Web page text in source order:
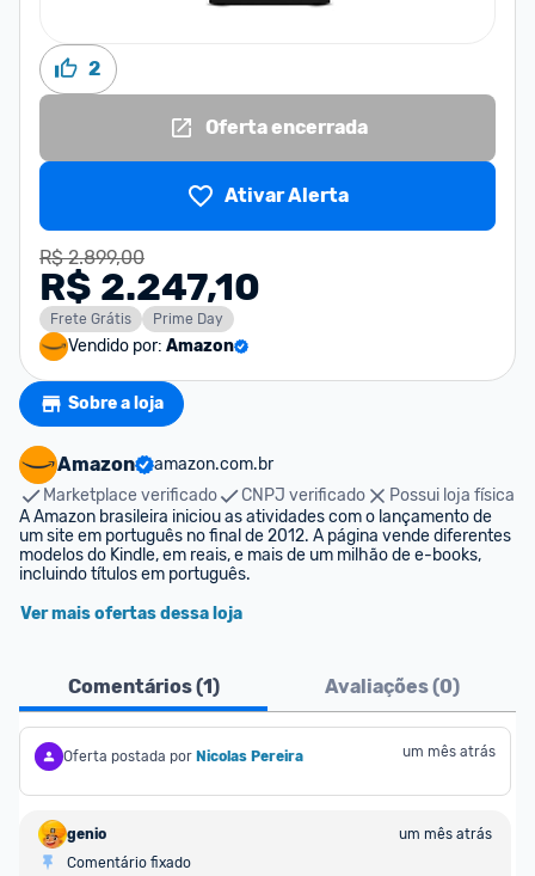
2
Oferta encerrada
Ativar Alerta
R$ 2.899,00
R$ 2.247,10
Frete Grátis Prime Day
Vendido por: Amazon
Sobre a loja
Amazon
amazon.com.br
Marketplace verificado
CNPJ verificado
Possui loja física
A Amazon brasileira iniciou as atividades com o lançamento de
um site em português no final de 2012. A página vende diferentes
modelos do Kindle, em reais, e mais de um milhão de e-books,
incluindo títulos em português.
Ver mais ofertas dessa loja
Comentários (1) Avaliações (0)
Oferta postada por Nicolas Pereira um mês atrás
genio
um mês atrás
Comentário fixado